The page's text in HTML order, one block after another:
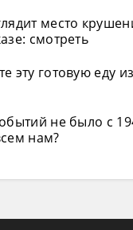
место
смотреть
эту готовую еду
не было с
нам?